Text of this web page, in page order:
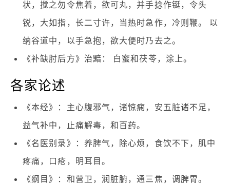
状，搅之勿令焦着，欲可丸，并手捻作铤，令头
锐，大如指，长二寸许，当热时急作，冷则鞭。 以
纳谷道中，以手急抱，欲大便时乃去之。
《补缺肘后方》治黯： 白蜜和茯苓，涂上。
各家论述
《本经》：主心腹邪气，诸惊痫，安五脏诸不足，
益气补中，止痛解毒，和百药。
《名医别录》：养脾气，除心烦，食饮不下，肌中
疼痛，口疮，明耳目。
《纲目》：和营卫，润脏腑，通三焦，调脾胃。